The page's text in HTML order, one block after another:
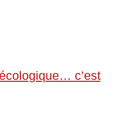
c’est